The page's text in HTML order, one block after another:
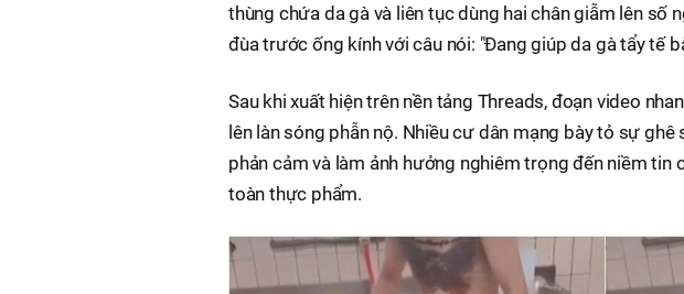
thùng chứa da gà và liên tục dùng hai chân giẫm lên số
đùa trước ống kính với câu nói: "Đang giúp da gà tẩy tế
Sau khi xuất hiện trên nền tảng Threads, đoạn video
lên làn sóng phẫn nộ. Nhiều cư dân mạng bày tỏ sự ghê
phản cảm và làm ảnh hưởng nghiêm trọng đến niềm tin
toàn thực phẩm.